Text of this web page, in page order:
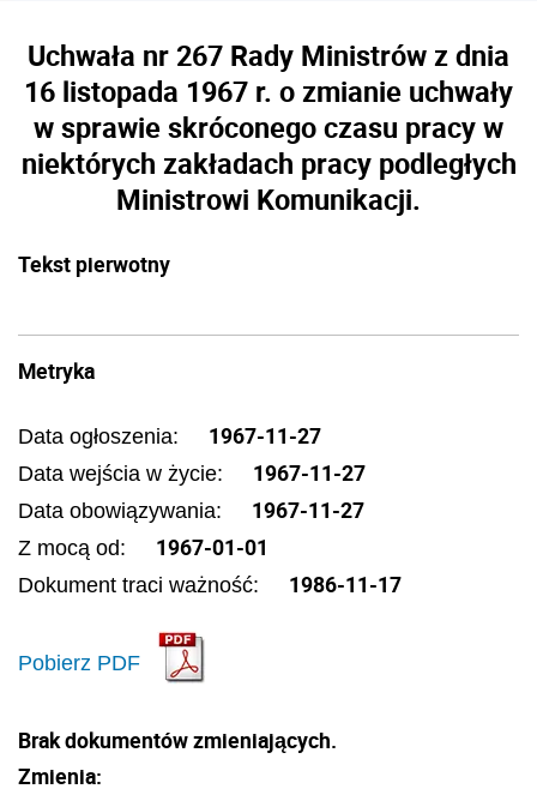
Uchwała nr 267 Rady Ministrów z dnia
16 listopada 1967 r. o zmianie uchwały
w sprawie skróconego czasu pracy w
niektórych zakładach pracy podległych
Ministrowi Komunikacji.
Tekst pierwotny
Metryka
Data ogłoszenia: 1967-11-27
Data wejścia w życie: 1967-11-27
Data obowiązywania: 1967-11-27
Z mocą od: 1967-01-01
Dokument traci ważność: 1986-11-17
Pobierz PDF
Brak dokumentów zmieniających.
Zmienia: